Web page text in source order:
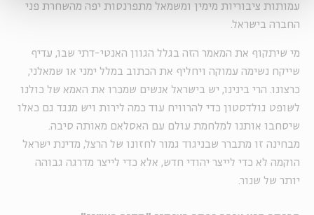
עמותות ציבוריות מימין ומשמאל מתפרנסות יפה מהשחרת פני
החברה בישראל.
מי שיתקוף את המאמר הזה בגלל הגוון האנטי-דתי שבו, עדיף
שייקח נשימה עמוקה ויחליף את הכתוב במלל ימני או שמאלני,
כרצונו. הרי בינינו, יש בישראל אנשים שמכרו את האמא של כולנו
לשופט גולדסטון כדי להרוויח עוד כמה לירות ויש מנגד גם כאלו
שיסחבו אותנו למלחמת עולם עם האסלאם מאותה סיבה.
מבחינה זו מתברר שבניגוד גמור לחזונו של הרצל, מדינת ישראל
הוקמה לא כדי לייצר יהודי חדש, אלא כדי לייצר מדרגה גבוהה
יותר של שנור.